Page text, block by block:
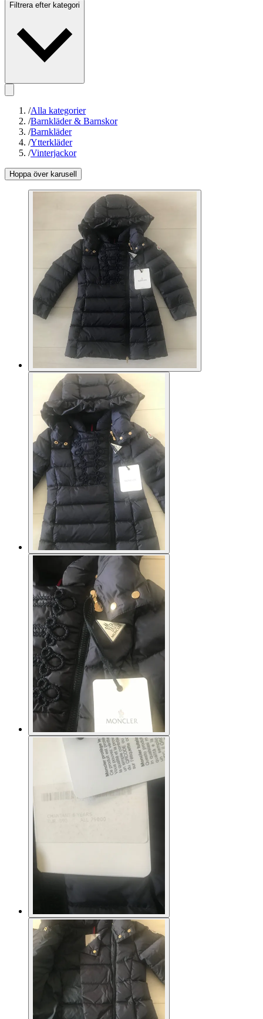
Filtrera efter kategori
/Alla kategorier
/Barnkläder & Barnskor
/Barnkläder
/Ytterkläder
/Vinterjackor
Hoppa över karusell